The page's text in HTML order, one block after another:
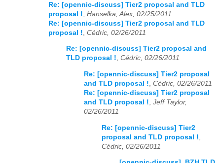
Re: [opennic-discuss] Tier2 proposal and TLD
proposal ! Hanselka, Alex, 02/25/2011
Re: [opennic-discuss] Tier2 proposal and TLD
proposal ! Cédric, 02/26/2011
Re: [opennic-discuss] Tier2 proposal and
TLD proposal !, Cédric, 02/26/2011
Re: [opennic-discuss] Tier2 proposal
and TLD proposal ! Cédric, 02/26/2011
Re: [opennic-discuss] Tier2 proposal
and TLD proposal ! Jeff Taylor,
02/26/2011
Re: [opennic-discuss] Tier2
proposal and TLD proposal !
Cédric, 02/26/2011